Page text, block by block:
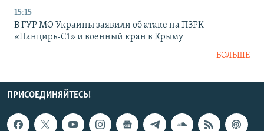
15:15
В ГУР МО Украины заявили об атаке на ПЗРК
«Панцирь-С1» и военный кран в Крыму
БОЛЬШЕ
ПРИСОЕДИНЯЙТЕСЬ!